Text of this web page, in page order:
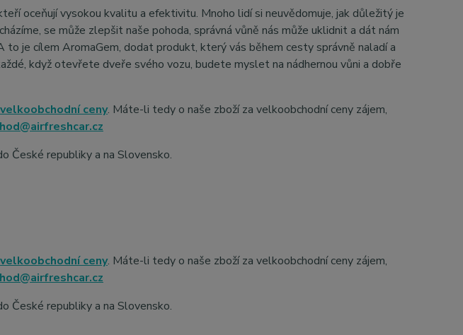
oceňují vysokou kvalitu a efektivitu. Mnoho lidí si neuvědomuje, jak důležitý je
se může zlepšit naše pohoda, správná vůně nás může uklidnit a dát nám
to je cílem AromaGem, dodat produkt, který vás během cesty správně naladí a
když otevřete dveře svého vozu, budete myslet na nádhernou vůni a dobře
velkoobchodní ceny. Máte-li tedy o naše zboží za velkoobchodní ceny zájem,
České republiky a na Slovensko.
velkoobchodní ceny. Máte-li tedy o naše zboží za velkoobchodní ceny zájem,
České republiky a na Slovensko.